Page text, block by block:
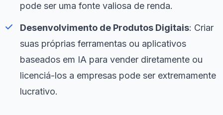
pode ser uma fonte valiosa de renda.
Desenvolvimento de Produtos Digitais: Criar
suas próprias ferramentas ou aplicativos
baseados em IA para vender diretamente ou
licenciá-los a empresas pode ser extremamente
lucrativo.